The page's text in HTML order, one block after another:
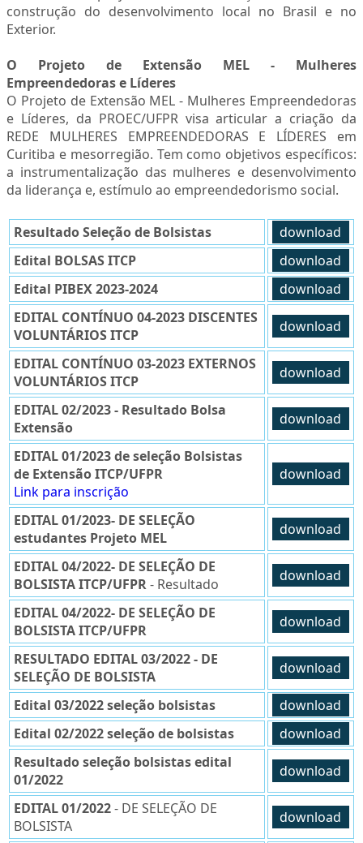
construção do desenvolvimento local no Brasil e no
Exterior.
O Projeto de Extensão MEL - Mulheres
Empreendedoras e Líderes
O Projeto de Extensão MEL - Mulheres Empreendedoras
e Líderes, da PROEC/UFPR visa articular a criação da
REDE MULHERES EMPREENDEDORAS E LÍDERES em
Curitiba e mesorregião. Tem como objetivos específicos:
a instrumentalização das mulheres e desenvolvimento
da liderança e, estímulo ao empreendedorismo social.
Resultado Seleção de Bolsistas
download
Edital BOLSAS ITCP
download
Edital PIBEX 2023-2024
download
EDITAL CONTÍNUO 04-2023 DISCENTES
VOLUNTÁRIOS ITCP
download
EDITAL CONTÍNUO 03-2023 EXTERNOS
VOLUNTÁRIOS ITCP
download
EDITAL 02/2023 - Resultado Bolsa
Extensão
download
EDITAL 01/2023 de seleção Bolsistas
de Extensão ITCP/UFPR
Link para inscrição
download
EDITAL 01/2023- DE SELEÇÃO
estudantes Projeto MEL
download
EDITAL 04/2022- DE SELEÇÃO DE
BOLSISTA ITCP/UFPR- Resultado download
EDITAL 04/2022- DE SELEÇÃO DE
BOLSISTA ITCP/UFPR
download
RESULTADO EDITAL 03/2022 - DE
SELEÇÃO DE BOLSISTA
download
Edital 03/2022 seleção bolsistas
download
Edital 02/2022 seleção de bolsistas
download
Resultado seleção bolsistas edital
01/2022
download
EDITAL 01/2022- DE SELEÇÃO DE
BOLSISTA
download